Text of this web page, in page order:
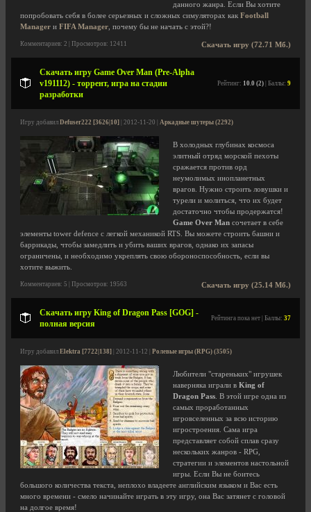
данного жанра. Если Вы хотите
попробовать себя в более серьезных и сложных симуляторах как Football
Manager и FIFA Manager , почему бы не начать с этой?!
Скачать игру (72.71 Мб.)
Комментариев: 2 | Просмотров: 12411
Скачать игру Game Over Man (Pre-Alpha
v191112) - торрент, игра на стадии
разработки
Рейтинг: 10.0 (2) | Баллы: 9
Игру добавил Defuser222 [3626|10] | 2012-11-20 | Аркадные шутеры (2292)
В холодных глубинах космоса
элитный отряд морской пехоты
сражается против орд
неумолимых инопланетных
врагов. Нужно строить ловушки и
турели и молиться, что их будет
достаточно чтобы продержатся!
Game Over Man сочетает в себе
элементы tower defence с легкой механикой RTS. Вы можете строить башни и
баррикады, чтобы замедлить и убить ваших врагов, однако их запасы
ограничены, и необходимо укреплять свою обороноспособность, если вы
хотите выжить.
Скачать игру (25.14 Мб.)
Комментариев: 5 | Просмотров: 19563
Скачать игру King of Dragon Pass [GOG] -
полная версия
Рейтинга пока нет | Баллы: 37
Игру добавил Elektra [7722|138] | 2012-11-12 | Ролевые игры (RPG) (3505)
Любители "стареньких" игрушек
наверняка играли в King of
Dragon Pass . В этой игре одна из
самых проработанных
игровселенных за всю историю
игростроения. Сама игра
представляет собой сплав сразу
нескольких жанров - RPG,
стратегии и элементов настольной
игры. Если Вы не боитесь
большого количества текста, неплохо владеете английским языком и Вас есть
много времени - смело начинайте играть в эту игру, она Вас затянет с головой
на долгое время!